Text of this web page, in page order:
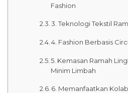
Fashion
3. Teknologi Tekstil
4. Fashion Berbasis
5. Kemasan Ramah
Minim Limbah
6. Memanfaatkan